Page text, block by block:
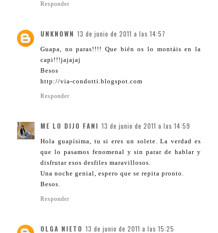
Responder
UNKNOWN 13 de junio de 2011 a las 14:57
Guapa, no paras!!!! Que bién os lo montáis en la
capi!!!jajajaj
Besos
http://via-condotti.blogspot.com
Responder
ME LO DIJO FANI 13 de junio de 2011 a las 14:59
Hola guapísima, tu si eres un solete. La verdad es
que lo pasamos fenomenal y sin parar de hablar y
disfrutar esos desfiles maravillosos.
Una noche genial, espero que se repita pronto.
Besos.
Responder
OLGA NIETO 13 de junio de 2011 a las 15:25